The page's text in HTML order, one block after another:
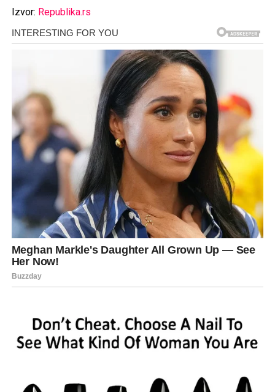
Izvor: Republika.rs